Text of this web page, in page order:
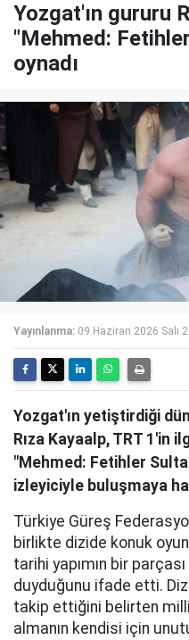
Yozgat'ın gururu
"Mehmed:
oynadı
Yayınlanma: 09 Haziran 2026 Salı
Yozgat'ın yetiştirdiği
Rıza Kayaalp, TRT 1'in
"Mehmed: Fetihler
izleyiciyle buluşmaya
Türkiye Güreş
birlikte dizide konuk
tarihi yapımın bir
duyduğunu ifade etti.
takip ettiğini belirten
almanın kendisi için